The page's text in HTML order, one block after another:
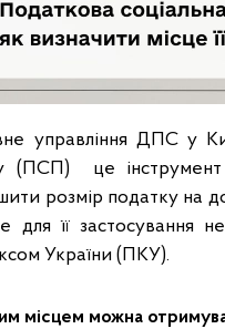
управління ДПС у
(ПСП) це інструмент
розмір податку на
для її застосування
України (ПКУ).
місцем можна